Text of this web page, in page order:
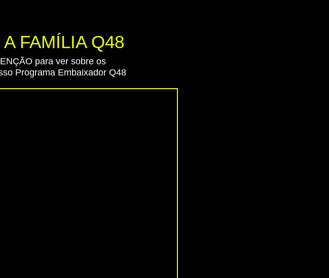
A FAMÍLIA Q48
para ver sobre os
Programa Embaixador Q48